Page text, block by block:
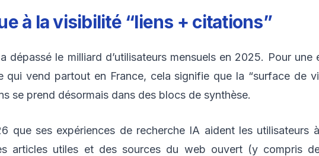
à la visibilité “liens + citations”
dépassé le milliard d’utilisateurs mensuels en 2025. Pour
qui vend partout en France, cela signifie que la “surface de
se prend désormais dans des blocs de synthèse.
que ses expériences de recherche IA aident les utilisateurs
articles utiles et des sources du web ouvert (y compris